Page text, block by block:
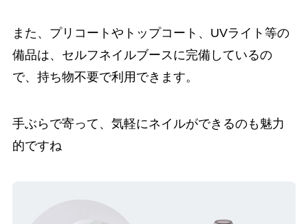
また、プリコートやトップコート、UVライト等の
備品は、セルフネイルブースに完備しているの
で、持ち物不要で利用できます。
手ぶらで寄って、気軽にネイルができるのも魅力
的ですね